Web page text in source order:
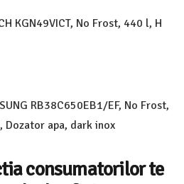
KGN49VICT, No Frost, 440 l, H
RB38C650EB1/EF, No Frost,
Dozator apa, dark inox
consumatorilor te